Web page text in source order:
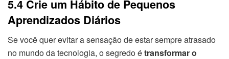
5.4 Crie um Hábito de Pequenos
Aprendizados Diários
Se você quer evitar a sensação de estar sempre atrasado
no mundo da tecnologia, o segredo étransformar o